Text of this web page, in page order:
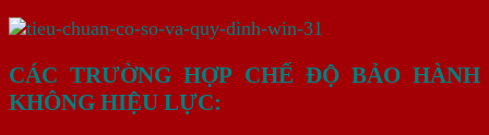
CÁC TRƯỜNG HỢP CHẾ ĐỘ BẢO HÀNH
KHÔNG HIỆU LỰC: